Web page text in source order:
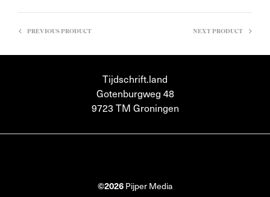
PREVIOUS PRODUCT NEXT PRODUCT
Tijdschrift.land
Gotenburgweg 48
9723 TM Groningen
©2026 Pijper Media